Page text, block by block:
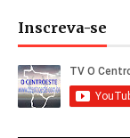
Inscreva-se